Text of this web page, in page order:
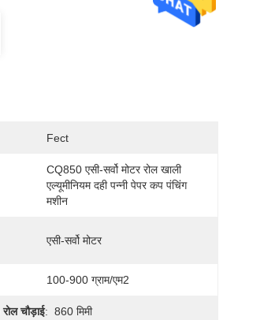
Fect
CQ850 एसी-सर्वो मोटर रोल खाली
एल्यूमीनियम दही पन्नी पेपर कप पंचिंग
मशीन
एसी-सर्वो मोटर
100-900 ग्राम/एम2
रोल चौड़ाई: 860 मिमी